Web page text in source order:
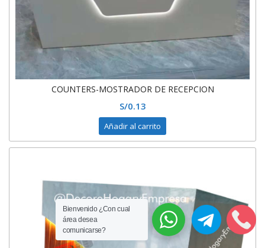
COUNTERS-MOSTRADOR DE RECEPCION
S/0.13
Añadir al carrito
Bienvenido ¿Con cual
área desea
comunicarse?